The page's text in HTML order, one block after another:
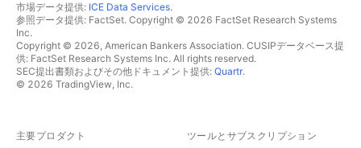
市場データ提供: ICE Data Services.
参照データ提供: FactSet. Copyright © 2026 FactSet Research Systems
Inc.
Copyright © 2026, American Bankers Association. CUSIPデータベース提
供: FactSet Research Systems Inc. All rights reserved.
SEC提出書類およびその他ドキュメント提供: Quartr.
© 2026 TradingView, Inc.
主要プロダクト ツールとサブスクリプション